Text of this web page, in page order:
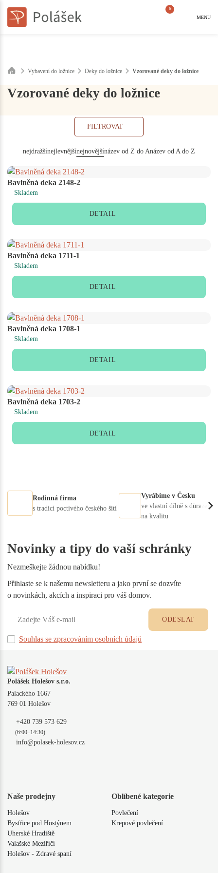
0
MENU
Vybavení do ložnice Deky do ložnice Vzorované deky do ložnice
Vzorované deky do ložnice
FILTROVAT
nejdražšínejlevnějšínejnovějšínázev od Z do Anázev od A do Z
Bavlněná deka 2148-2
Skladem
DETAIL
Bavlněná deka 1711-1
Skladem
DETAIL
Bavlněná deka 1708-1
Skladem
DETAIL
Bavlněná deka 1703-2
Skladem
DETAIL
Rodinná firma
s tradicí poctivého českého šití
Vyrábíme v Česku
ve vlastní dílně s důrazem
na kvalitu
Novinky a tipy do vaší schránky
Nezmeškejte žádnou nabídku!
Přihlaste se k našemu newsletteru a jako první se dozvíte
o novinkách, akcích a inspiraci pro váš domov.
Souhlas se zpracováním osobních údajů
ODESLAT
Polášek Holešov s.r.o.
Palackého 1667
769 01 Holešov
+420 739 573 629
(6:00–14:30)
info@polasek-holesov.cz
Naše prodejny
Holešov
Bystřice pod Hostýnem
Uherské Hradiště
Valašské Meziříčí
Holešov - Zdravé spaní
Oblíbené kategorie
Povlečení
Krepové povlečení